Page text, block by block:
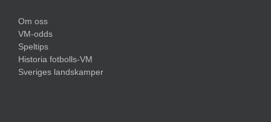
Om oss
VM-odds
Speltips
Historia fotbolls-VM
Sveriges landskamper